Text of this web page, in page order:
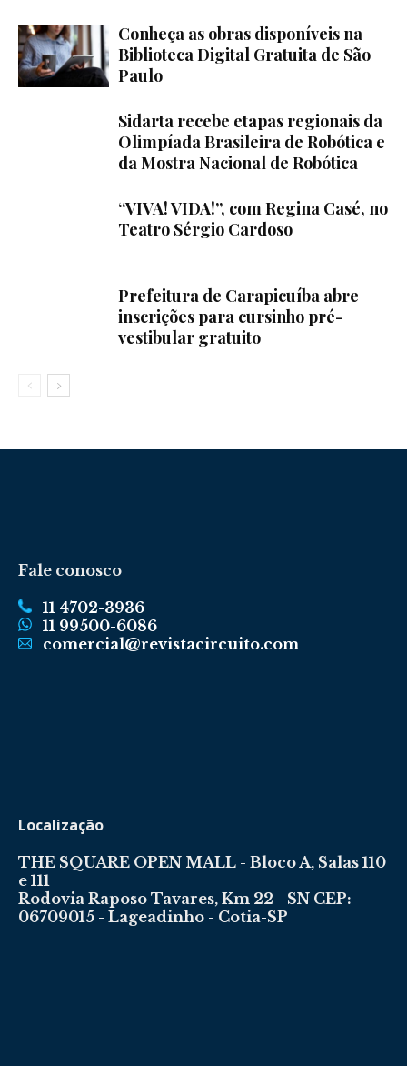
Conheça as obras disponíveis na
Biblioteca Digital Gratuita de São
Paulo
Sidarta recebe etapas regionais da
Olimpíada Brasileira de Robótica e
da Mostra Nacional de Robótica
“VIVA! VIDA!”, com Regina Casé, no
Teatro Sérgio Cardoso
Prefeitura de Carapicuíba abre
inscrições para cursinho pré-
vestibular gratuito
Fale conosco
11 4702-3936
11 99500-6086
comercial@revistacircuito.com
Localização
THE SQUARE OPEN MALL - Bloco A, Salas 110
e 111
Rodovia Raposo Tavares, Km 22 - SN CEP:
06709015 - Lageadinho - Cotia-SP